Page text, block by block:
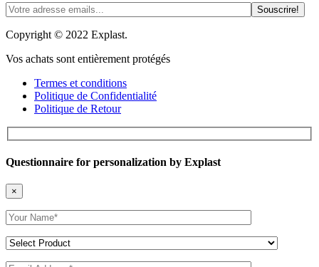
Copyright © 2022 Explast.
Vos achats sont entièrement protégés
Termes et conditions
Politique de Confidentialité
Politique de Retour
Questionnaire for personalization by Explast
×